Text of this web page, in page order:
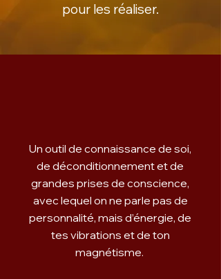
pour les réaliser.
Un outil de connaissance de soi,
de déconditionnement et de
grandes prises de conscience,
avec lequel on ne parle pas de
personnalité, mais d’énergie, de
tes vibrations et de ton
magnétisme.